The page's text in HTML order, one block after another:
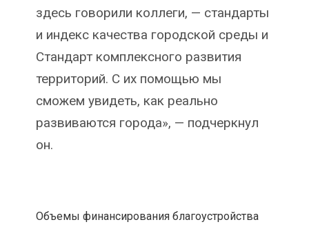
здесь говорили коллеги, — стандарты
и индекс качества городской среды и
Стандарт комплексного развития
территорий. С их помощью мы
сможем увидеть, как реально
развиваются города», — подчеркнул
он.
Объемы финансирования благоустройства